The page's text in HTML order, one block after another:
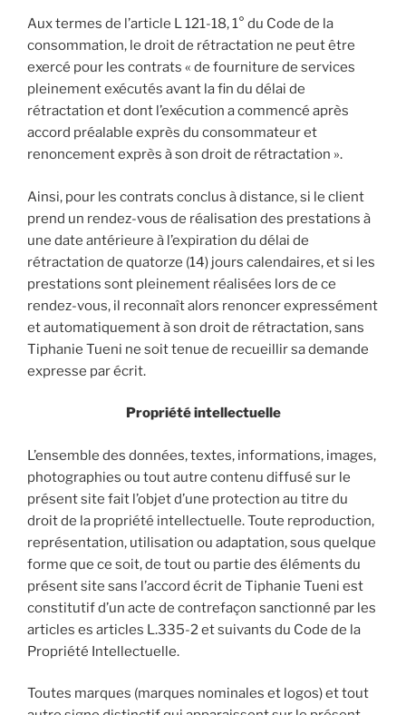
Aux termes de l’article L 121-18, 1° du Code de la
consommation, le droit de rétractation ne peut être
exercé pour les contrats « de fourniture de services
pleinement exécutés avant la fin du délai de
rétractation et dont l’exécution a commencé après
accord préalable exprès du consommateur et
renoncement exprès à son droit de rétractation ».
Ainsi, pour les contrats conclus à distance, si le client
prend un rendez-vous de réalisation des prestations à
une date antérieure à l’expiration du délai de
rétractation de quatorze (14) jours calendaires, et si les
prestations sont pleinement réalisées lors de ce
rendez-vous, il reconnaît alors renoncer expressément
et automatiquement à son droit de rétractation, sans
Tiphanie Tueni ne soit tenue de recueillir sa demande
expresse par écrit.
Propriété intellectuelle
L’ensemble des données, textes, informations, images,
photographies ou tout autre contenu diffusé sur le
présent site fait l’objet d’une protection au titre du
droit de la propriété intellectuelle. Toute reproduction,
représentation, utilisation ou adaptation, sous quelque
forme que ce soit, de tout ou partie des éléments du
présent site sans l’accord écrit de Tiphanie Tueni est
constitutif d’un acte de contrefaçon sanctionné par les
articles es articles L.335-2 et suivants du Code de la
Propriété Intellectuelle.
Toutes marques (marques nominales et logos) et tout